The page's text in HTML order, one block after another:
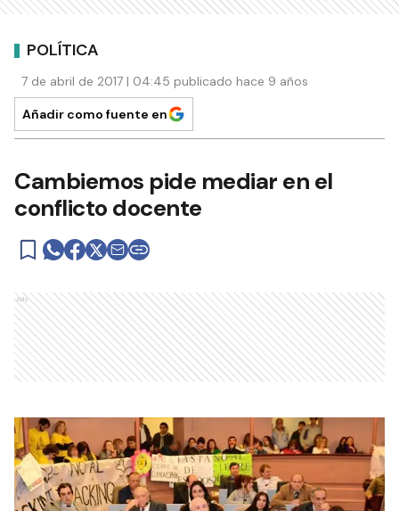
POLÍTICA
7 de abril de 2017 | 04:45 publicado hace 9 años
Añadir como fuente en
Cambiemos pide mediar en el
conflicto docente
Ads